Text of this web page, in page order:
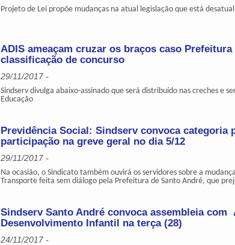
Projeto de Lei propõe mudanças na atual legislação que está
ADIS ameaçam cruzar os braços caso
classificação de concurso
29/11/2017 -
Sindserv divulga abaixo-assinado que será distribuído nas creches e
Educação
Previdência Social: Sindserv convoca categoria
participação na greve geral no dia 5/12
29/11/2017 -
Na ocasião, o Sindicato também ouvirá os servidores sobre a
Transporte feita sem diálogo pela Prefeitura de Santo André, que
Sindserv Santo André convoca assembleia com
Desenvolvimento Infantil na terça (28)
24/11/2017 -